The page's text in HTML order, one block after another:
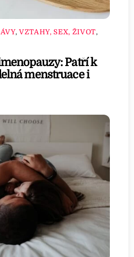
, VZTAHY, SEX, ŽIVOT,
Patří k
menstruace i